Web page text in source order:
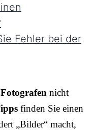
Fehler bei der
nicht
finden Sie einen
„Bilder“ macht,